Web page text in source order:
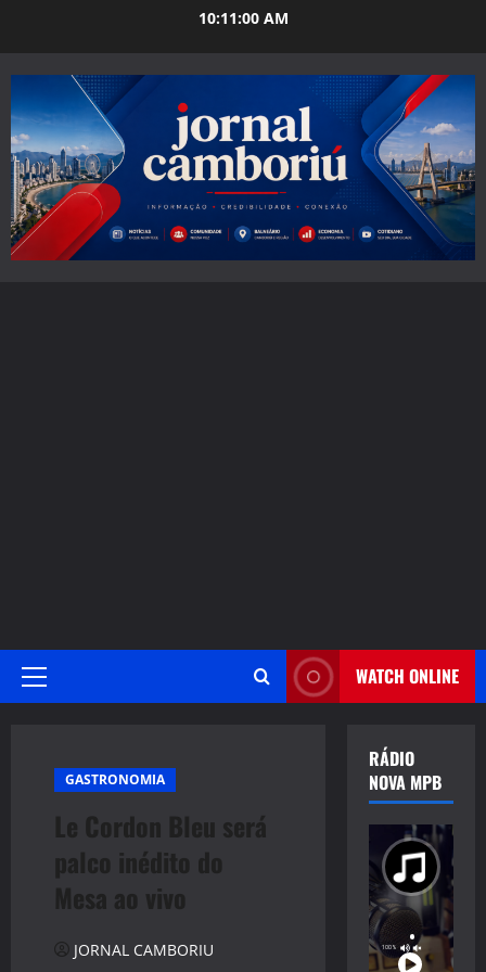
10:11:02 AM
Primary
WATCH ONLINE
GASTRONOMIA
Le Cordon Bleu será
palco inédito do
Mesa ao vivo
JORNAL CAMBORIU
RÁDIO
NOVA MPB